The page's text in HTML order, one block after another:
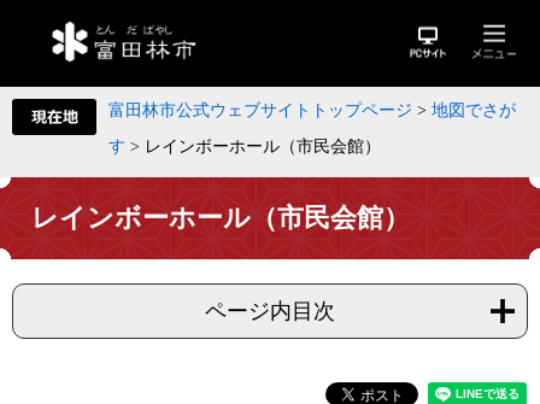
富田林市公式ウェブサイトトップページ > 地図でさが
す > レインボーホール（市民会館）
レインボーホール（市民会館）
ページ内目次